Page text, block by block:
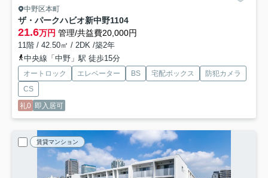
中野区本町
ザ・パークハビオ新中野1104
21.6万円 管理/共益費20,000円
11階 / 42.50㎡ / 2DK /築2年
中央線「中野」駅 徒歩15分
オートロック エレベーター BS 宅配ボックス
防犯カメラ
CS
礼0 即入居可
賃貸マンション